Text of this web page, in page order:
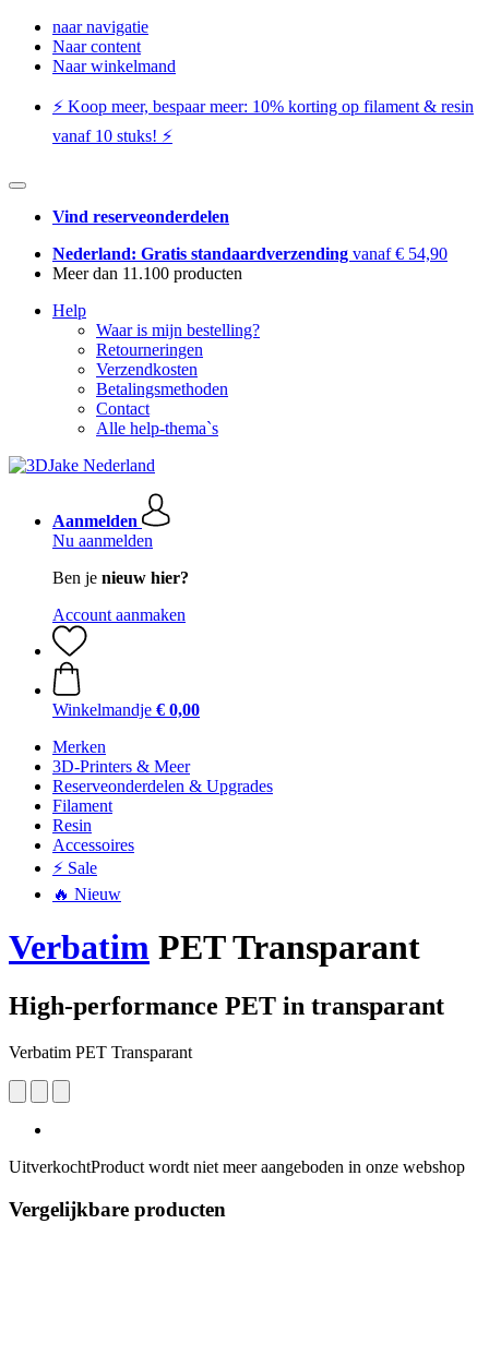
naar navigatie
Naar content
Naar winkelmand
⚡️ Koop meer, bespaar meer: ​​10% korting op filament & resin
vanaf 10 stuks! ⚡️
Vind reserveonderdelen
Nederland: Gratis standaardverzending vanaf € 54,90
Meer dan 11.100 producten
Help
Waar is mijn bestelling?
Retourneringen
Verzendkosten
Betalingsmethoden
Contact
Alle help-thema`s
Aanmelden
Nu aanmelden
Ben je nieuw hier?
Account aanmaken
Winkelmandje € 0,00
Merken
3D-Printers & Meer
Reserveonderdelen & Upgrades
Filament
Resin
Accessoires
⚡ Sale
🔥 Nieuw
Verbatim PET Transparant
High-performance PET in transparant
Verbatim PET Transparant
UitverkochtProduct wordt niet meer aangeboden in onze webshop
Vergelijkbare producten